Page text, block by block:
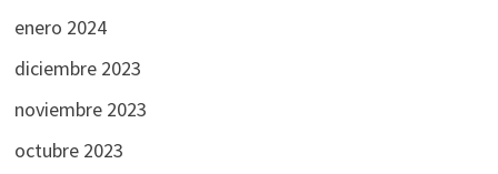
enero 2024
diciembre 2023
noviembre 2023
octubre 2023